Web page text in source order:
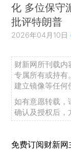
化 多位保守
批评特朗普
2026年04月10日
财新网所刊载内
专属所有或持有
建立镜像等任何
如有意愿转载，
确认及授权后，
免费订阅财新